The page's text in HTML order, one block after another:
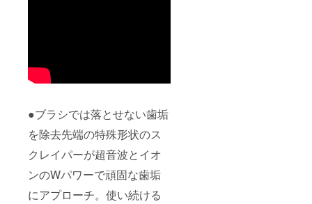
●ブラシでは落とせない歯垢
を除去先端の特殊形状のス
クレイパーが超音波とイオ
ンのWパワーで頑固な歯垢
にアプローチ。使い続ける